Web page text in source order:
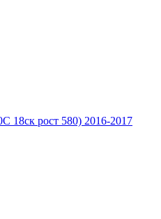
18ск рост 580) 2016-2017